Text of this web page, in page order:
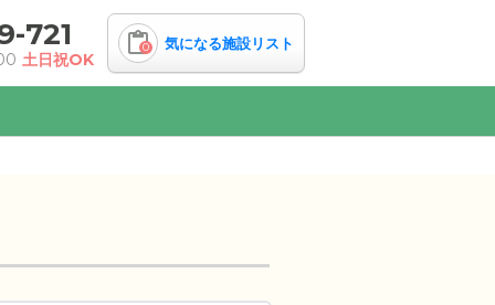
721
土日祝OK
0 気になる施設リスト